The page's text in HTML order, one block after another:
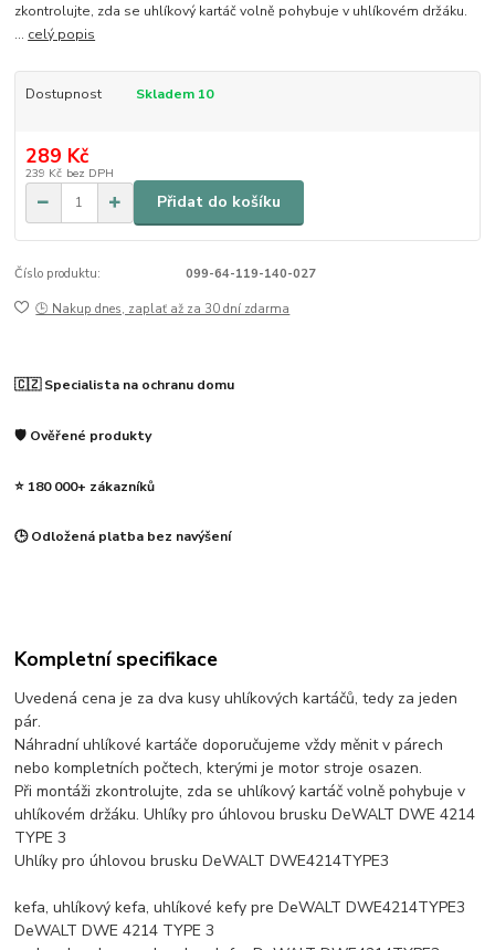
zkontrolujte, zda se uhlíkový kartáč volně pohybuje v uhlíkovém držáku.
... celý popis
Dostupnost Skladem 10
289 Kč
239 Kč bez DPH
Přidat do košíku
Číslo produktu: 099-64-119-140-027
🕒 Nakup dnes, zaplať až za 30 dní zdarma
🇨🇿 Specialista na ochranu domu
🛡️ Ověřené produkty
⭐ 180 000+ zákazníků
🕒 Odložená platba bez navýšení
Kompletní specifikace
Uvedená cena je za dva kusy uhlíkových kartáčů, tedy za jeden
pár.
Náhradní uhlíkové kartáče doporučujeme vždy měnit v párech
nebo kompletních počtech, kterými je motor stroje osazen.
Při montáži zkontrolujte, zda se uhlíkový kartáč volně pohybuje v
uhlíkovém držáku. Uhlíky pro úhlovou brusku DeWALT DWE 4214
TYPE 3
Uhlíky pro úhlovou brusku DeWALT DWE4214TYPE3
kefa, uhlíkový kefa, uhlíkové kefy pre DeWALT DWE4214TYPE3
DeWALT DWE 4214 TYPE 3